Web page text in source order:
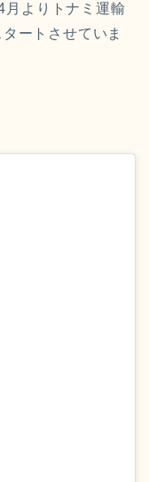
よりトナミ運輸
ートさせていま